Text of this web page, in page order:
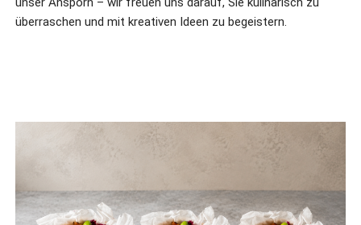
überraschen und mit kreativen Ideen zu begeistern.